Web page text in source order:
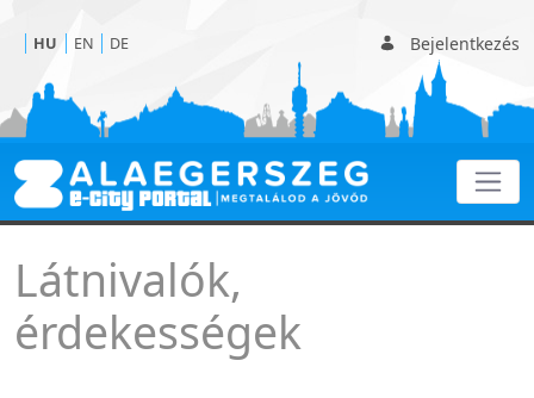
Bejelentkezés
HU EN DE
El’Dorado Apartman
Látnivalók,
érdekességek